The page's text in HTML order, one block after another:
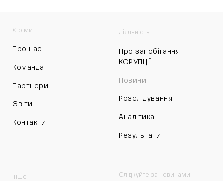
Хто ми
Про нас
Команда
Партнери
Звіти
Контакти
Діяльність
Про запобігання
КОРУПЦІЇ:
Новини
Розслідування
Аналітика
Результати
Інше Слідкуйте за новинами